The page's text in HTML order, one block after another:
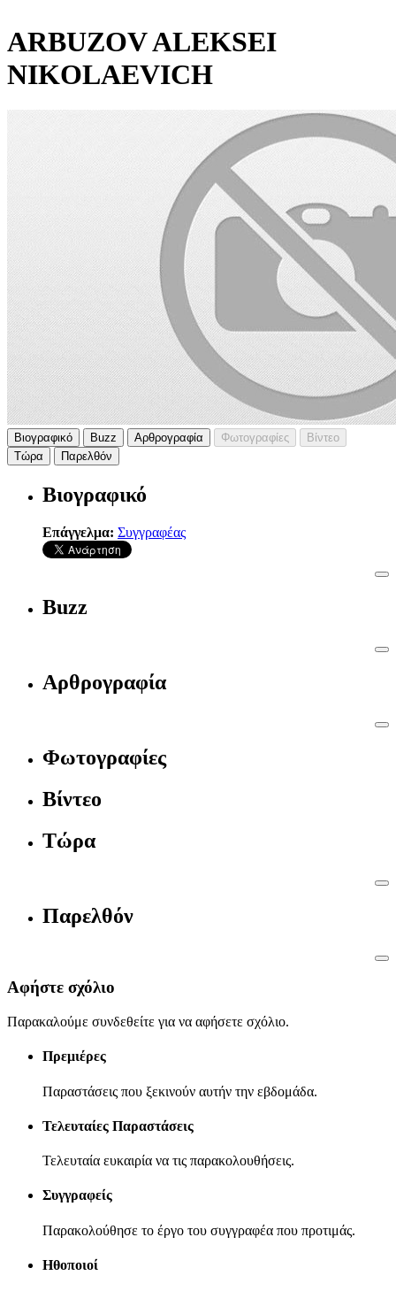
ARBUZOV ALEKSEI
NIKOLAEVICH
Βιογραφικό Buzz Αρθρογραφία Φωτογραφίες
Βίντεο
Τώρα
Παρελθόν
Βιογραφικό
Επάγγελμα: Συγγραφέας
Buzz
Αρθρογραφία
Φωτογραφίες
Βίντεο
Τώρα
Παρελθόν
Αφήστε σχόλιο
Παρακαλούμε συνδεθείτε για να αφήσετε σχόλιο.
Πρεμιέρες
Παραστάσεις που ξεκινούν αυτήν την εβδομάδα.
Τελευταίες Παραστάσεις
Τελευταία ευκαιρία να τις παρακολουθήσεις.
Συγγραφείς
Παρακολούθησε το έργο του συγγραφέα που προτιμάς.
Ηθοποιοί